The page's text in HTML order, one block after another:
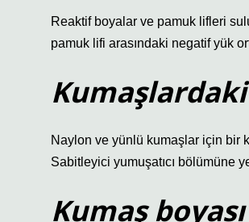
Reaktif boyalar ve pamuk lifleri
pamuk lifi arasındaki negatif yük
Naylon ve yünlü kumaşlar için bir
Sabitleyici yumuşatıcı bölümüne
Kumaş